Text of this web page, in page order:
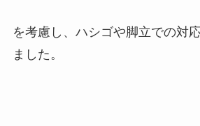
を考慮し、ハシゴや脚立での対
ました。